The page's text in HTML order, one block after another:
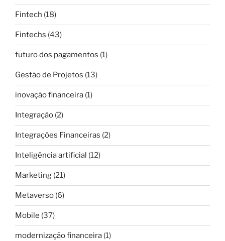
Fintech (18)
Fintechs (43)
futuro dos pagamentos (1)
Gestão de Projetos (13)
inovação financeira (1)
Integração (2)
Integrações Financeiras (2)
Inteligência artificial (12)
Marketing (21)
Metaverso (6)
Mobile (37)
modernização financeira (1)